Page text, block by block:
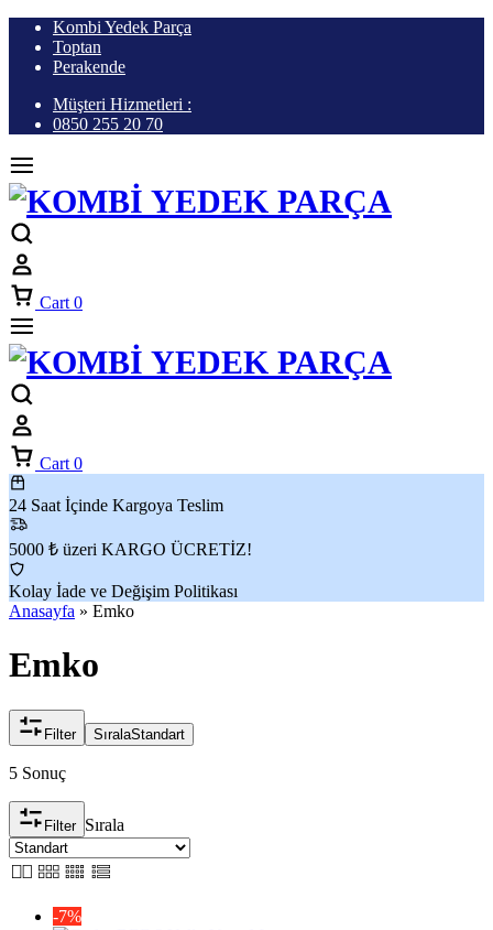
Kombi Yedek Parça
Toptan
Perakende
Müşteri Hizmetleri :
0850 255 20 70
Cart 0
Cart 0
24 Saat İçinde Kargoya Teslim
5000 ₺ üzeri KARGO ÜCRETİZ!
Kolay İade ve Değişim Politikası
Anasayfa » Emko
Emko
Filter SıralaStandart
5 Sonuç
Filter Sırala
-7%